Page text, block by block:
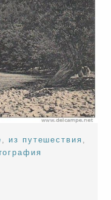
из путешествия